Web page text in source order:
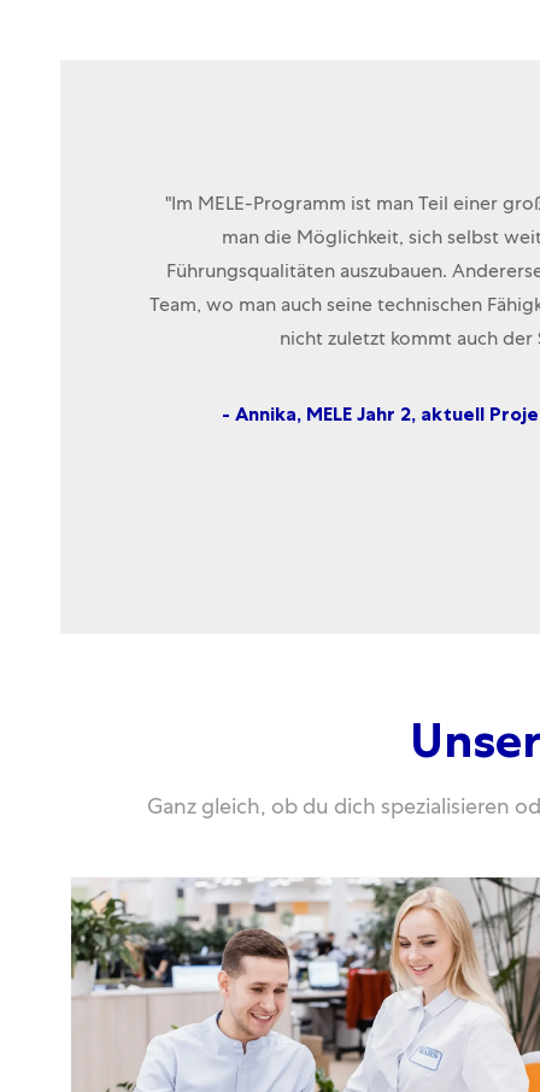
"Im MELE-Programm ist man Teil einer
man die Möglichkeit, sich selbst
Führungsqualitäten auszubauen.
Team, wo man auch seine technischen
nicht zuletzt kommt auch der
- Annika, MELE Jahr 2, aktuell
Ganz gleich, ob du dich spezialisieren